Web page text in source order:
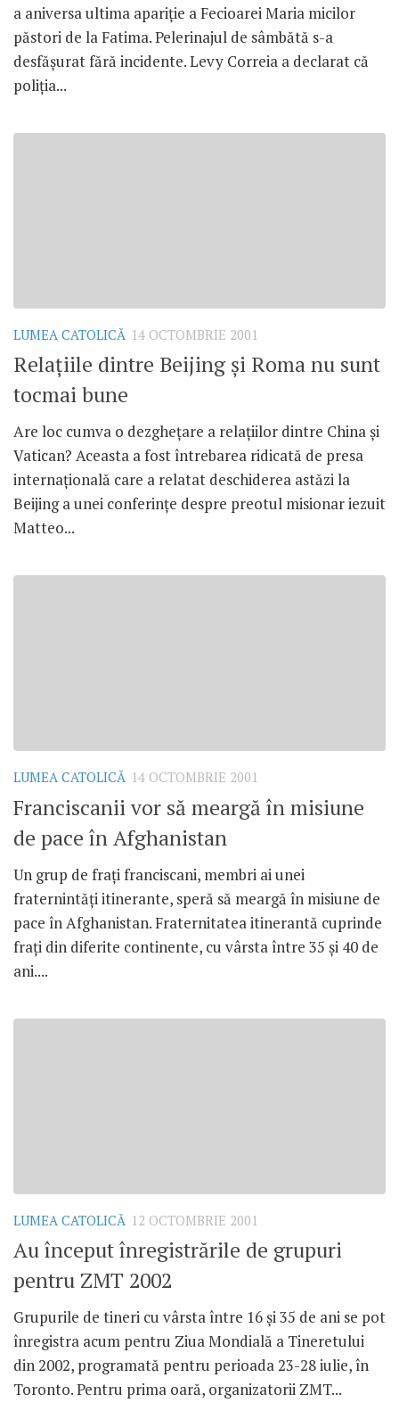
a aniversa ultima apariţie a Fecioarei Maria micilor
păstori de la Fatima. Pelerinajul de sâmbătă s-a
desfăşurat fără incidente. Levy Correia a declarat că
poliţia...
LUMEA CATOLICĂ 14 OCTOMBRIE 2001
Relaţiile dintre Beijing şi Roma nu sunt
tocmai bune
Are loc cumva o dezgheţare a relaţiilor dintre China şi
Vatican? Aceasta a fost întrebarea ridicată de presa
internaţională care a relatat deschiderea astăzi la
Beijing a unei conferinţe despre preotul misionar iezuit
Matteo...
LUMEA CATOLICĂ 14 OCTOMBRIE 2001
Franciscanii vor să meargă în misiune
de pace în Afghanistan
Un grup de fraţi franciscani, membri ai unei
fraternintăţi itinerante, speră să meargă în misiune de
pace în Afghanistan. Fraternitatea itinerantă cuprinde
fraţi din diferite continente, cu vârsta între 35 şi 40 de
ani....
LUMEA CATOLICĂ 12 OCTOMBRIE 2001
Au început înregistrările de grupuri
pentru ZMT 2002
Grupurile de tineri cu vârsta între 16 şi 35 de ani se pot
înregistra acum pentru Ziua Mondială a Tineretului
din 2002, programată pentru perioada 23-28 iulie, în
Toronto. Pentru prima oară, organizatorii ZMT...